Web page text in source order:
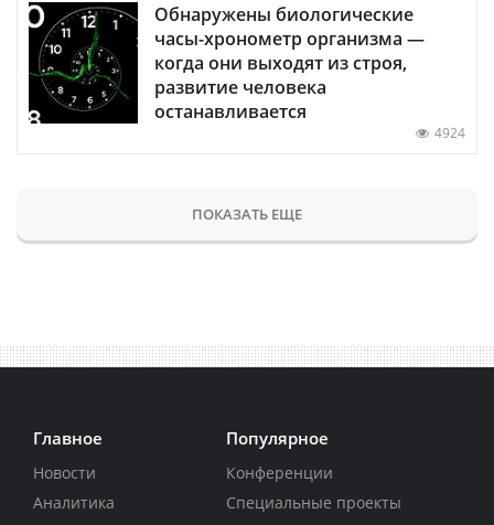
Обнаружены биологические
часы-хронометр организма —
когда они выходят из строя,
развитие человека
останавливается
4924
ПОКАЗАТЬ ЕЩЕ
Главное
Новости
Аналитика
Популярное
Конференции
Специальные проекты